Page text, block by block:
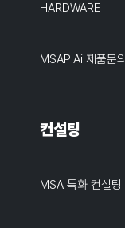
HARDWARE
MSAP.ai 제품문의
컨설팅
MSA 특화 컨설팅